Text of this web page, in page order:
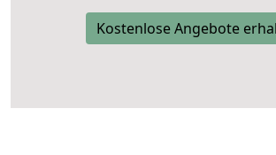
Kostenlose Angebote